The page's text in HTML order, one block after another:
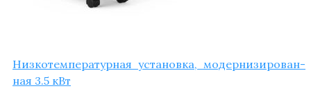
Низ­ко­тем­пе­ра­тур­ная уста­нов­ка, модер­ни­зи­ро­ван­
ная 3.5 кВт